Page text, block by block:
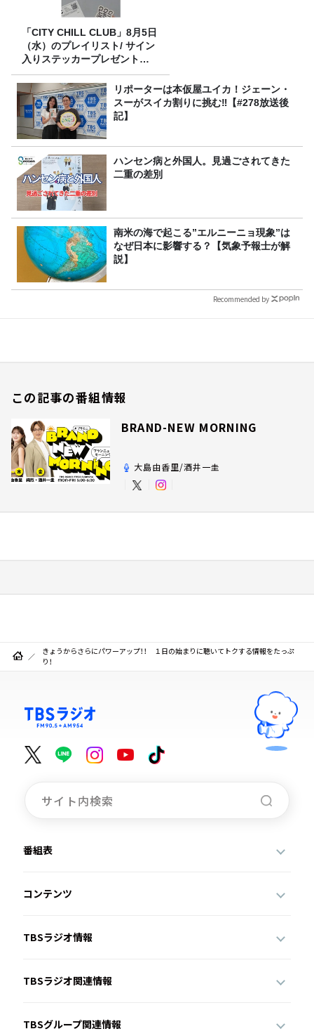
「CITY CHILL CLUB」8月5日
（水）のプレイリスト/ サイン
入りステッカープレゼント有
り
リポーターは本仮屋ユイカ！ジェーン・
スーがスイカ割りに挑む‼【#278放送後
記】
ハンセン病と外国人。見過ごされてきた
二重の差別
南米の海で起こる”エルニーニョ現象”は
なぜ日本に影響する？【気象予報士が解
説】
Recommended by
この記事の番組情報
BRAND-NEW MORNING
大島由香里/酒井一圭
きょうからさらにパワーアップ！！ １日の始まりに聴いてトクする情報をたっぷ
り！
番組表
コンテンツ
TBSラジオ情報
TBSラジオ関連情報
TBSグループ関連情報